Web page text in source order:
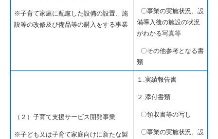
※子育て家庭に配慮した設備の設置、施
設等の改修及び備品等の購入をする事業
〇事業の実施状況、設
備導入後の施設の状況
がわかる写真等
〇その他参考となる書
類
（２）子育て支援サービス開発事業
※子ども又は子育て家庭向けに新たな製
１.実績報告書
２.添付書類
〇領収書等の写し
〇事業の実施状況、設